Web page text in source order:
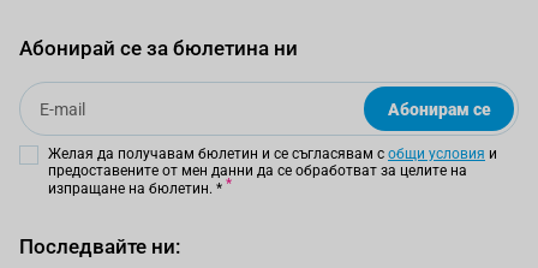
Абонирай се за бюлетина ни
Email
Абонирам се
Желая да получавам бюлетин и се съгласявам с общи условия и
предоставените от мен данни да се обработват за целите на
изпращане на бюлетин. *
Последвайте ни: